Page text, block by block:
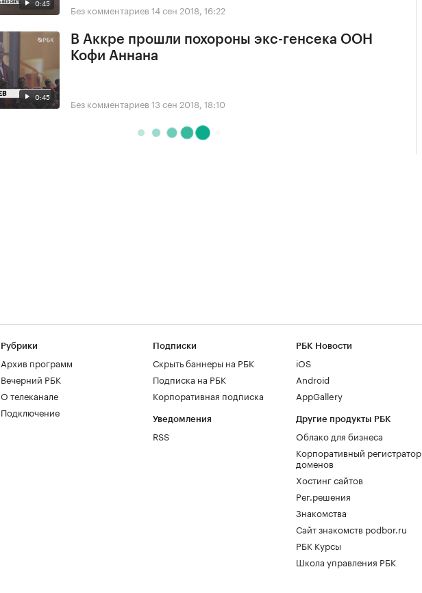
0:45 Без комментариев 14 сен 2018, 16:22
0:45
В Аккре прошли похороны экс-генсека ООН
Кофи Аннана
Без комментариев 13 сен 2018, 18:10
Рубрики
Архив программ
Вечерний РБК
О телеканале
Подключение
Подписки
Скрыть баннеры на РБК
Подписка на РБК
Корпоративная подписка
Уведомления
RSS
РБК Новости
iOS
Android
AppGallery
Другие продукты РБК
Облако для бизнеса
Корпоративный регистратор
доменов
Хостинг сайтов
Рег.решения
Знакомства
Сайт знакомств podbor.ru
РБК Курсы
Школа управления РБК